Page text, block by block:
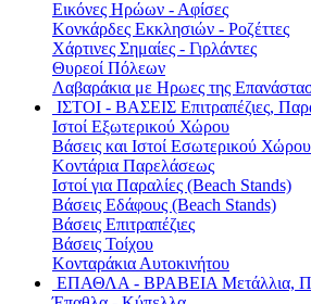
Εικόνες Ηρώων - Αφίσες
Κονκάρδες Εκκλησιών - Ροζέττες
Χάρτινες Σημαίες - Γιρλάντες
Θυρεοί Πόλεων
Λαβαράκια με Ηρωες της
ΙΣΤΟΙ - ΒΑΣΕΙΣ Επιτραπέζιες,
Ιστοί Εξωτερικού Χώρου
Βάσεις και Ιστοί Εσωτερικού Χώρου
Κοντάρια Παρελάσεως
Ιστοί για Παραλίες (Beach Stands)
Βάσεις Εδάφους (Beach Stands)
Βάσεις Επιτραπέζιες
Βάσεις Τοίχου
Κονταράκια Αυτοκινήτου
ΕΠΑΘΛΑ - ΒΡΑΒΕΙΑ Μετάλλια,